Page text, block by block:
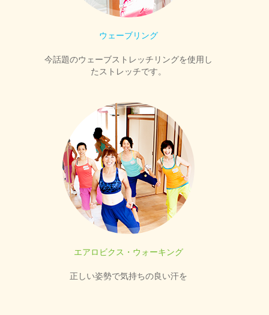
ウェーブリング
今話題のウェーブストレッチリングを使用し
たストレッチです。
エアロビクス・ウォーキング
正しい姿勢で気持ちの良い汗を